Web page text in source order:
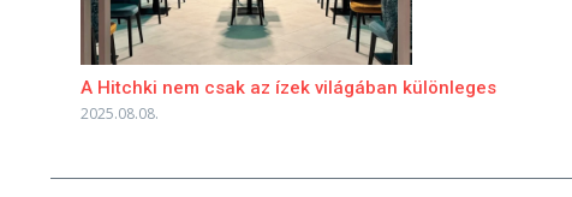
A Hitchki nem csak az ízek világában különleges
2025.08.08.